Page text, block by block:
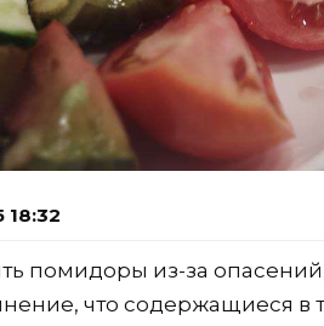
18:32
помидоры из-за
что содержащиеся в